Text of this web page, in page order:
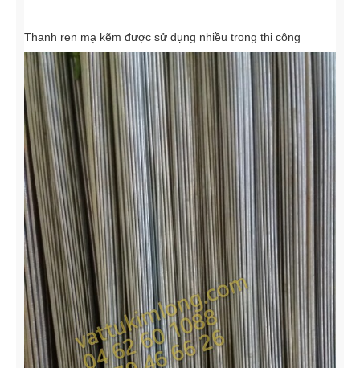
Thanh ren mạ kẽm được sử dụng nhiều trong thi công